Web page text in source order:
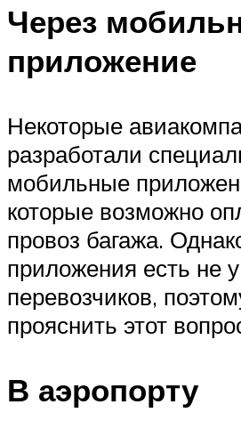
Через
приложение
Некоторые
разработали
мобильные
которые возможно
провоз багажа.
приложения есть не
перевозчиков,
прояснить этот
В аэропорту